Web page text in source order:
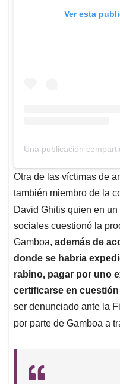
Ver esta
Una publicación
Otra de las víctimas de
también miembro de la
David Ghitis quien en un
sociales cuestionó la
Gamboa, además de
donde se habría
rabino, pagar por uno
certificarse en
ser denunciado ante la
por parte de Gamboa a